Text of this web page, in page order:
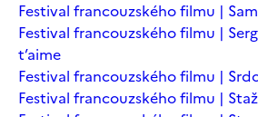
Festival francouzského filmu |
Festival francouzského filmu |
t’aime
Festival francouzského filmu |
Festival francouzského filmu |